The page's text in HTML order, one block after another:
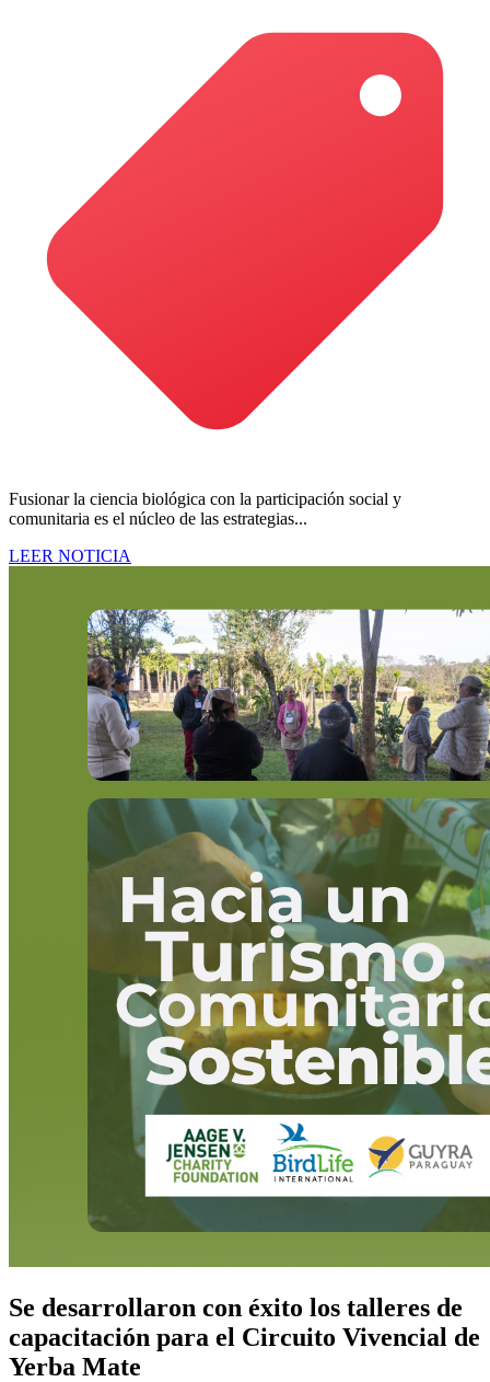
Fusionar la ciencia biológica con la participación social y
comunitaria es el núcleo de las estrategias...
LEER NOTICIA
Se desarrollaron con éxito los talleres de
capacitación para el Circuito Vivencial de
Yerba Mate